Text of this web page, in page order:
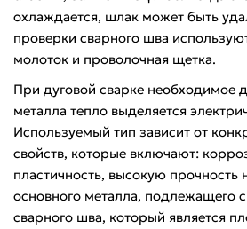
охлаждается, шлак может быть
проверки сварного шва
молоток и проволочная щетка.
При дуговой сварке необходимое
металла тепло выделяется
Используемый тип зависит от
свойств, которые включают:
пластичность, высокую прочность
основного металла, подлежащего
сварного шва, который является